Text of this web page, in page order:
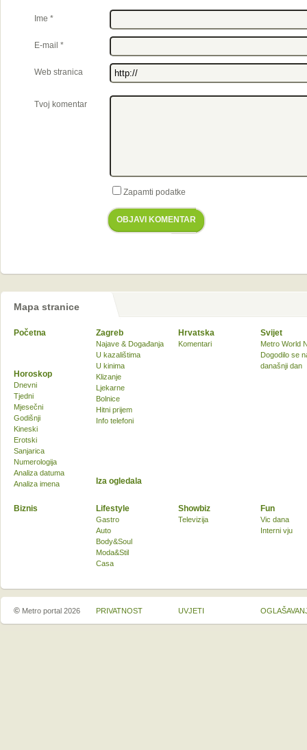
Ime *
E-mail *
Web stranica
Tvoj komentar
Zapamti podatke
OBJAVI KOMENTAR
Mapa stranice
Početna Zagreb
Najave & Događanja
U kazalištima
U kinima
Klizanje
Ljekarne
Bolnice
Hitni prijem
Info telefoni
Hrvatska
Komentari
Svijet
Metro World
Dogodilo se
današnji dan
Biznis Lifestyle
Gastro
Auto
Body&Soul
Moda&Stil
Casa
Showbiz
Televizija
Fun
Vic dana
Interni vju
Horoskop
Dnevni
Tjedni
Mjesečni
Godišnji
Kineski
Erotski
Sanjarica
Numerologija
Analiza datuma
Analiza imena
Iza ogledala
© Metro portal 2026 PRIVATNOST UVJETI